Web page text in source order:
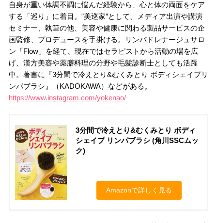
自身が重い体調不調に悩んだ経験から、心と体の両面をケア
する「巡り」に着目。”美巡家”として、メディア出演や講演
セミナー、執筆の他、美容や健康に関わる製品サービスの企
画監修、プロデュースを手掛ける。リンパドレナージュサロ
ン「Flow」を経て、現在ではセラピストから活動の場を広
げ、漢方美容や薬膳料理の分野や毛髪診断士としても活躍
中。著書に『3分間で冷えとり&むくみとり ボディシェイプリ
ンパブラシ』（KADOKAWA）などがある。
https://www.instagram.com/yokenao/
3分間で冷えとり&むくみとり ボディ
シェイプ リンパブラシ (角川SSCムッ
ク)
Amazonで詳しく見る